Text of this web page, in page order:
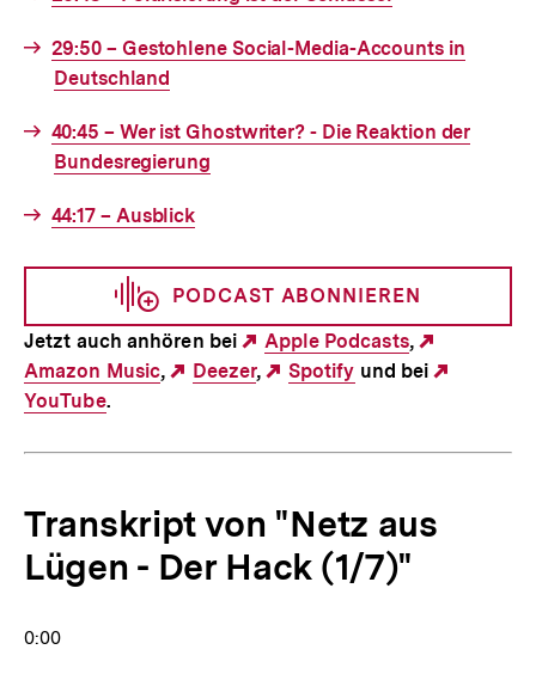
Interner
Link:
29:50 – Gestohlene Social-Media-Accounts in
Deutschland
Interner
Link:
40:45 – Wer ist Ghostwriter? - Die Reaktion der
Bundesregierung
Interner
44:17 – Ausblick
PODCAST ABONNIEREN
Jetzt auch anhören bei
Externer
Link:
Apple Podcasts,
Link:
Amazon Music,
Externer
Deezer,
Externer
Spotify und bei
YouTube.
Transkript von "Netz aus
Lügen - Der Hack (1/7)"
0:00